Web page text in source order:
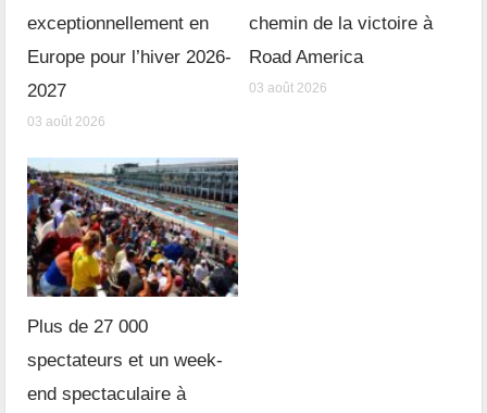
exceptionnellement en
Europe pour l’hiver 2026-
2027
03 août 2026
chemin de la victoire à
Road America
03 août 2026
Plus de 27 000
spectateurs et un week-
end spectaculaire à